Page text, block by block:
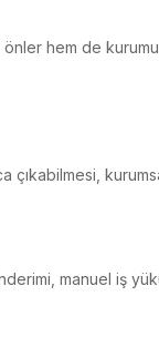
hem de
çıkabilmesi,
manuel iş